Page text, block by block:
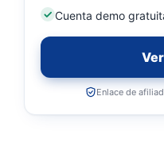
Cuenta demo
Enlace de